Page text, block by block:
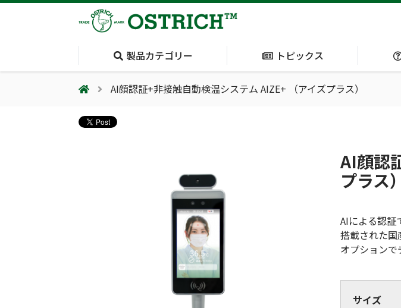
製品カテゴリー
気道管理
(Airway)
トピックス
日本集中治療医学会 第10回東北支部学術集会 ご来場ありがとうございました！
会社概要
採用情報（外部サイトに移動します）
AI顔認証+非接触自動検温システム AIZE+ （アイズプラス）
AI顔認
プラス）
AIによる認証
搭載された国
オプション
サイズ